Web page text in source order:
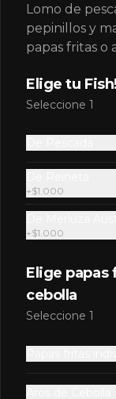
$1.990
Nuevas Gorras
Por el momento
Lomo de
pepinillos y
papas fritas o
Elige tu Fish!
Seleccione 1
+$1.000
+$1.000
Elige papas
cebolla
Seleccione 1